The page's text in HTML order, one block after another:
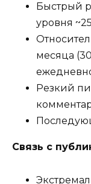
Быстрый
уровня
месяца
Резкий
Связь с